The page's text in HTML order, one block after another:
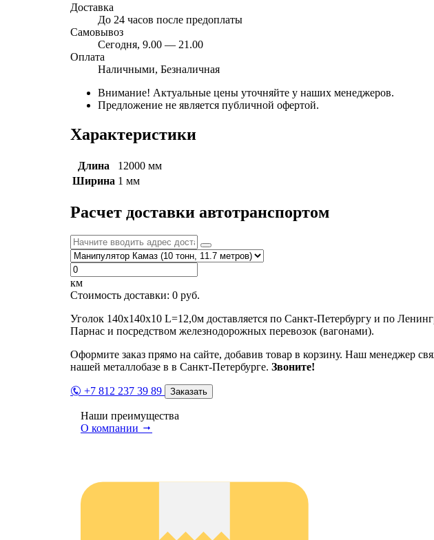
Доставка
До 24 часов после предоплаты
Самовывоз
Сегодня, 9.00 — 21.00
Оплата
Наличными, Безналичная
Внимание! Актуальные цены уточняйте у наших менеджеров.
Предложение не является публичной офертой.
Характеристики
Длина
12000 мм
Ширина 1 мм
Расчет доставки автотранспортом
км
Стоимость доставки: 0 руб.
Уголок 140х140х10 L=12,0м доставляется по Санкт-Петербургу и по
Парнас и посредством железнодорожных перевозок (вагонами).
Оформите заказ прямо на сайте, добавив товар в корзину. Наш менеджер
нашей металлобазе в в Санкт-Петербурге. Звоните!
+7 812 237 39 89 Заказать
Наши преимущества
О компании